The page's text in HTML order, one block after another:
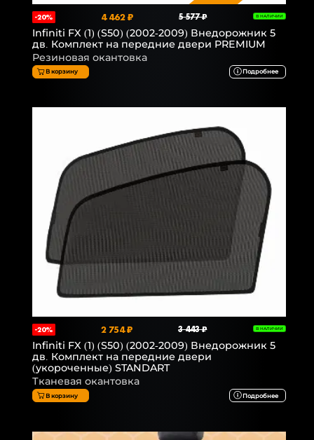
-20% 4 462 ₽ 5 577 ₽ В НАЛИЧИИ
Infiniti FX (1) (S50) (2002-2009) Внедорожник 5
дв. Комплект на передние двери PREMIUM
Резиновая окантовка
В корзину Подробнее
-20% 2 754 ₽ 3 443 ₽ В НАЛИЧИИ
Infiniti FX (1) (S50) (2002-2009) Внедорожник 5
дв. Комплект на передние двери
(укороченные) STANDART
Тканевая окантовка
В корзину Подробнее